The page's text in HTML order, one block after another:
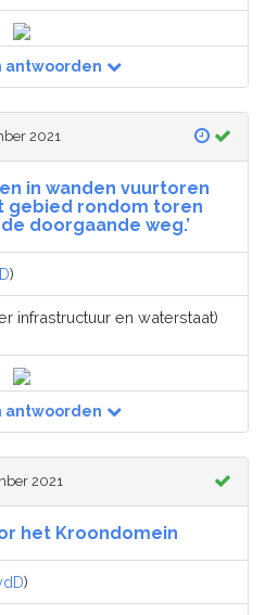
antwoorden
2021
in wanden vuurtoren
gebied rondom toren
doorgaande weg.’
)
infrastructuur en waterstaat)
antwoorden
2021
het Kroondomein
)